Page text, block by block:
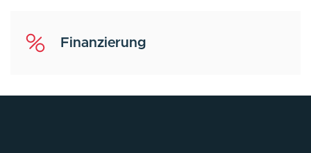
Finanzierung